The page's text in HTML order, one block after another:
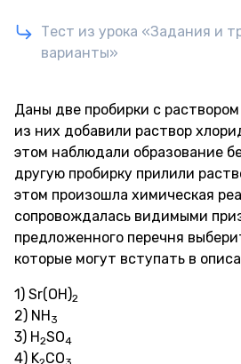
Тест из урока «Задания и
варианты»
Даны две пробирки с
из них добавили раствор
этом наблюдали образование
другую пробирку прилили
этом произошла химическая
сопровождалась видимыми
предложенного перечня
которые могут вступать в
1) Sr(OH)2
2) NH3
3) H2SO4
4) K CO